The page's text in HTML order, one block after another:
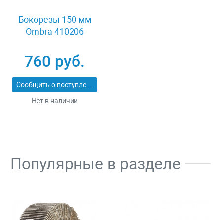
Бокорезы 150 мм
Ombra 410206
760 руб.
Сообщить о поступлении
Нет в наличии
Популярные в разделе